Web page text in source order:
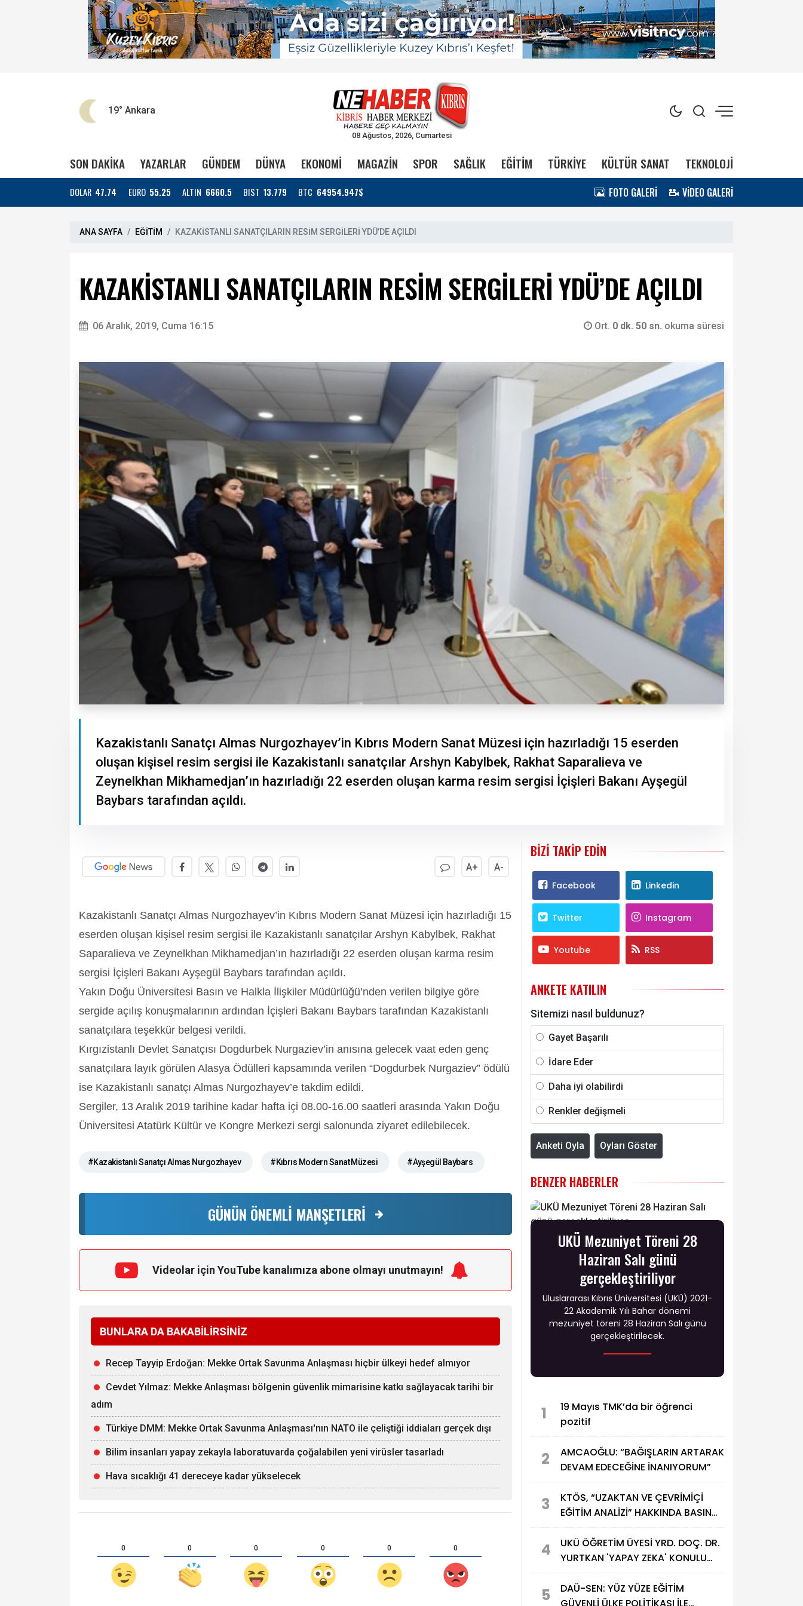
19° Ankara
08 Ağustos, 2026, Cumartesi
SON DAKİKA YAZARLAR GÜNDEM DÜNYA EKONOMİ MAGAZİN SPOR SAĞLIK EĞİTİM TÜRKİYE KÜLTÜR SANAT TEKNOLOJİ
DOLAR 47.74 EURO 55.25 ALTIN 6660.5 BIST 13.779 BTC 64954.947$ FOTO GALERİ VİDEO GALERİ
ANA SAYFA EĞİTİM KAZAKİSTANLI SANATÇILARIN RESİM SERGİLERİ YDÜ’DE AÇILDI
KAZAKİSTANLI SANATÇILARIN RESİM SERGİLERİ YDÜ’DE AÇILDI
06 Aralık, 2019, Cuma 16:15 Ort. 0 dk. 50 sn. okuma süresi
Kazakistanlı Sanatçı Almas Nurgozhayev’in Kıbrıs Modern Sanat Müzesi için hazırladığı 15 eserden
oluşan kişisel resim sergisi ile Kazakistanlı sanatçılar Arshyn Kabylbek, Rakhat Saparalieva ve
Zeynelkhan Mikhamedjan’ın hazırladığı 22 eserden oluşan karma resim sergisi İçişleri Bakanı Ayşegül
Baybars tarafından açıldı.
A+ A-
Kazakistanlı Sanatçı Almas Nurgozhayev’in Kıbrıs Modern Sanat Müzesi için hazırladığı 15
eserden oluşan kişisel resim sergisi ile Kazakistanlı sanatçılar Arshyn Kabylbek, Rakhat
Saparalieva ve Zeynelkhan Mikhamedjan’ın hazırladığı 22 eserden oluşan karma resim
sergisi İçişleri Bakanı Ayşegül Baybars tarafından açıldı.
Yakın Doğu Üniversitesi Basın ve Halkla İlişkiler Müdürlüğü’nden verilen bilgiye göre
sergide açılış konuşmalarının ardından İçişleri Bakanı Baybars tarafından Kazakistanlı
sanatçılara teşekkür belgesi verildi.
Kırgızistanlı Devlet Sanatçısı Dogdurbek Nurgaziev’in anısına gelecek vaat eden genç
sanatçılara layık görülen Alasya Ödülleri kapsamında verilen “Dogdurbek Nurgaziev” ödülü
ise Kazakistanlı sanatçı Almas Nurgozhayev’e takdim edildi.
Sergiler, 13 Aralık 2019 tarihine kadar hafta içi 08.00-16.00 saatleri arasında Yakın Doğu
Üniversitesi Atatürk Kültür ve Kongre Merkezi sergi salonunda ziyaret edilebilecek.
#Kazakistanlı Sanatçı Almas Nurgozhayev #Kıbrıs Modern Sanat Müzesi #Ayşegül Baybars
GÜNÜN ÖNEMLİ MANŞETLERİ
Videolar için YouTube kanalımıza abone olmayı unutmayın!
BUNLARA DA BAKABİLİRSİNİZ
Recep Tayyip Erdoğan: Mekke Ortak Savunma Anlaşması hiçbir ülkeyi hedef almıyor
Cevdet Yılmaz: Mekke Anlaşması bölgenin güvenlik mimarisine katkı sağlayacak tarihi bir
adım
Türkiye DMM: Mekke Ortak Savunma Anlaşması'nın NATO ile çeliştiği iddiaları gerçek dışı
Bilim insanları yapay zekayla laboratuvarda çoğalabilen yeni virüsler tasarladı
Hava sıcaklığı 41 dereceye kadar yükselecek
0 0 0 0 0 0
BIZI TAKIP EDIN
Facebook Linkedin
Twitter Instagram
Youtube RSS
ANKETE KATILIN
Sitemizi nasıl buldunuz?
Gayet Başarılı
İdare Eder
Daha iyi olabilirdi
Renkler değişmeli
Anketi Oyla Oyları Göster
BENZER HABERLER
UKÜ Mezuniyet Töreni 28
Haziran Salı günü
gerçekleştiriliyor
Uluslararası Kıbrıs Üniversitesi (UKÜ) 2021-
22 Akademik Yılı Bahar dönemi
mezuniyet töreni 28 Haziran Salı günü
gerçekleştirilecek.
1
19 Mayıs TMK’da bir öğrenci
pozitif
2
AMCAOĞLU: “BAĞIŞLARIN ARTARAK
DEVAM EDECEĞİNE İNANIYORUM”
3
KTÖS, “UZAKTAN VE ÇEVRİMİÇİ
EĞİTİM ANALİZİ” HAKKINDA BASIN
4
UKÜ ÖĞRETİM ÜYESİ YRD. DOÇ. DR.
YURTKAN 'YAPAY ZEKA' KONULU
5
DAÜ-SEN: YÜZ YÜZE EĞİTİM
GÜVENLİ ÜLKE POLİTİKASI İLE